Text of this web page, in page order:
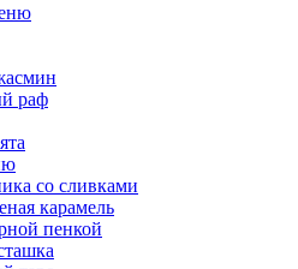
раф
со сливками
карамель
пенкой